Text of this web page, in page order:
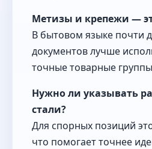
Метизы и крепежи —
В бытовом языке почти
документов лучше
точные товарные
Нужно ли указывать
стали?
Для спорных позиций
что помогает точнее